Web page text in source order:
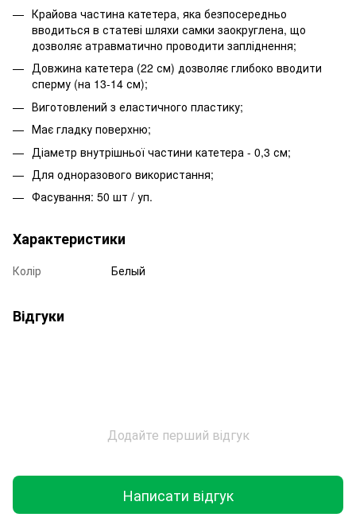
Крайова частина катетера, яка безпосередньо
вводиться в статеві шляхи самки заокруглена, що
дозволяє атравматично проводити запліднення;
Довжина катетера (22 см) дозволяє глибоко вводити
сперму (на 13-14 см);
Виготовлений з еластичного пластику;
Має гладку поверхню;
Діаметр внутрішньої частини катетера - 0,3 см;
Для одноразового використання;
Фасування: 50 шт / уп.
Характеристики
Колір Белый
Відгуки
Додайте перший відгук
Написати відгук